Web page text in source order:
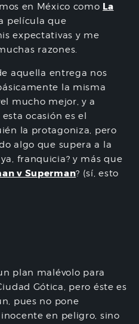
en México como La
película que
expectativas y me
razones.
aquella entrega nos
la misma
mucho mejor, y a
ocasión es el
la protagoniza, pero
algo que supera a la
franquicia? y más que
v Superman? (sí, esto
plan malévolo para
Gótica, pero éste es
pues no pone
en peligro, sino